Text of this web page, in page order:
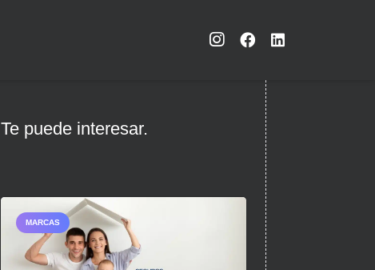
Te puede interesar.
MARCAS